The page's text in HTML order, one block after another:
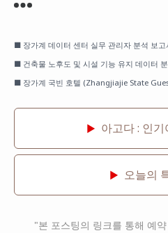
■ 장가계 데이터 센터 실무 관리자 분석 보
■ 건축물 노후도 및 시설 기능 유지 데이터
■ 장가계 국빈 호텔 (Zhangjiajie State
▶ 아고다 : 인
▶ 오늘의
"본 포스팅의 링크를 통해 예